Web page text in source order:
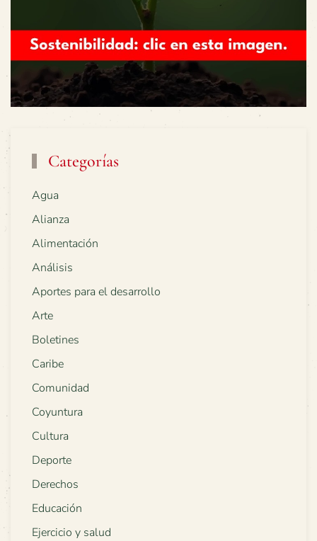
Categorías
Agua
Alianza
Alimentación
Análisis
Aportes para el desarrollo
Arte
Boletines
Caribe
Comunidad
Coyuntura
Cultura
Deporte
Derechos
Educación
Ejercicio y salud